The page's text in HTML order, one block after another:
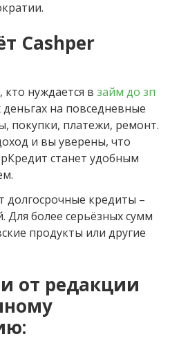
Cashper
кто нуждается в займ до зп
на повседневные
покупки, платежи, ремонт.
и вы уверены, что
станет удобным
долгосрочные кредиты –
Для более серьёзных сумм
продукты или другие
от редакции